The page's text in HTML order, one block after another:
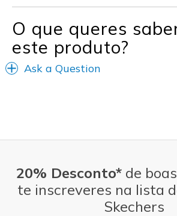
Sizing
Feels true to size
View On Shoes
I'm Really Into Shoes
O que queres
este produto?
Ask a Question
20% Desconto*de
te inscreveres na lista
Skechers